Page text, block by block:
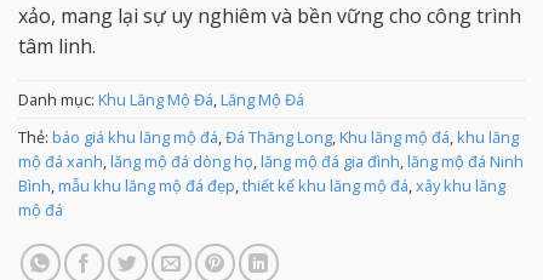
xảo, mang lại sự uy nghiêm và bền vững cho công trình
tâm linh.
Danh mục: Khu Lăng Mộ Đá,Lăng Mộ Đá
Thẻ: báo giá khu lăng mộ đá,Đá Thăng Long,Khu lăng mộ đá,khu lăng
mộ đá xanh,lăng mộ đá dòng họ,lăng mộ đá gia đình,lăng mộ đá Ninh
Bình,mẫu khu lăng mộ đá đẹp,thiết kế khu lăng mộ đá,xây khu lăng
mộ đá